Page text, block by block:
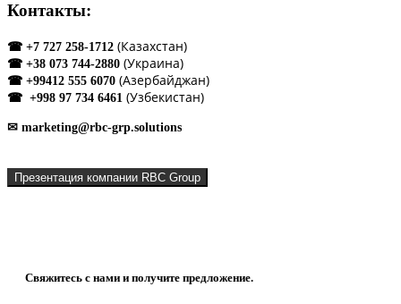
Контакты:
☎ +7 727 258-1712 (Казахстан)
☎ +38 073 744-2880 (Украина)
☎ +99412 555 6070 (Азербайджан)
☎ +998 97 734 6461 (Узбекистан)
✉ marketing@rbc-grp.solutions
Презентация компании RBC Group
Свяжитесь с нами и получите предложение.